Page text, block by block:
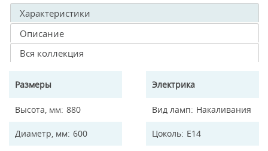
Характеристики
Описание
Вся коллекция
Размеры
Высота, мм 880
Диаметр, мм 600
Электрика
Вид ламп Накаливания
Цоколь E14